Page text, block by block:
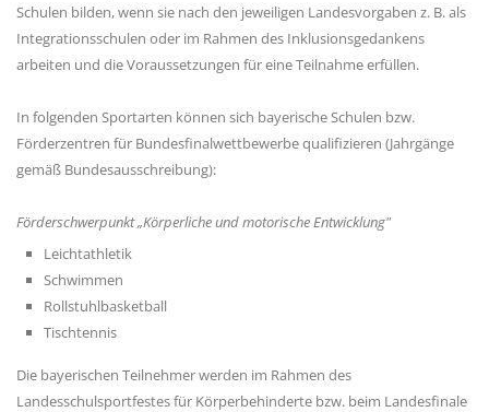
Schulen bilden, wenn sie nach den jeweiligen Landesvorgaben z. B. als
Integrationsschulen oder im Rahmen des Inklusionsgedankens
arbeiten und die Voraussetzungen für eine Teilnahme erfüllen.
In folgenden Sportarten können sich bayerische Schulen bzw.
Förderzentren für Bundesfinalwettbewerbe qualifizieren (Jahrgänge
gemäß Bundesausschreibung):
Förderschwerpunkt „Körperliche und motorische Entwicklung"
Leichtathletik
Schwimmen
Rollstuhlbasketball
Tischtennis
Die bayerischen Teilnehmer werden im Rahmen des
Landesschulsportfestes für Körperbehinderte bzw. beim Landesfinale